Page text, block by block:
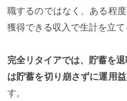
職するのではなく、ある程
獲得できる収入で生計を立て
完全リタイアでは、貯蓄を
は貯蓄を切り崩さずに運用
す。